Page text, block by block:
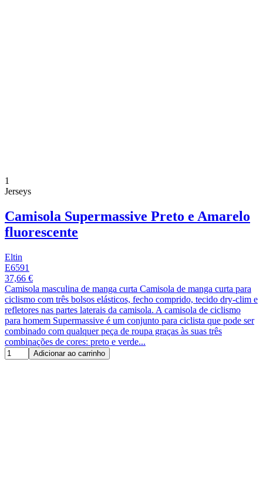
1
Jerseys
Camisola Supermassive Preto e Amarelo
fluorescente
Eltin
E6591
37,66 €
Camisola masculina de manga curta Camisola de manga curta para
ciclismo com três bolsos elásticos, fecho comprido, tecido dry-clim e
refletores nas partes laterais da camisola. A camisola de ciclismo
para homem Supermassive é um conjunto para ciclista que pode ser
combinado com qualquer peça de roupa graças às suas três
combinações de cores: preto e verde...
Adicionar ao carrinho